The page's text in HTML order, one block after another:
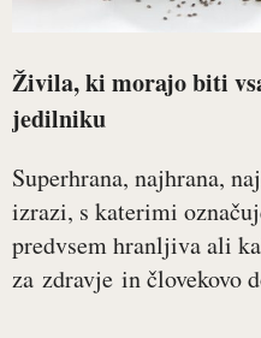
Živila, ki morajo biti
jedilniku
Superhrana, najhrana,
izrazi, s katerimi
predvsem hranljiva ali
za zdravje in človekovo